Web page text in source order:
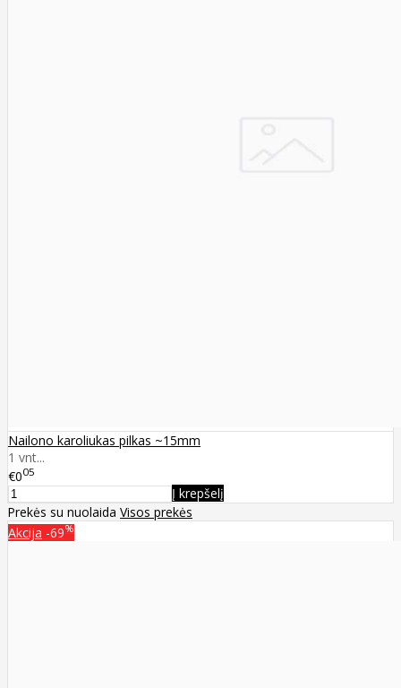
Nailono karoliukas pilkas ~15mm
1 vnt...
€005
Į krepšelį
Prekės su nuolaida Visos prekės
Akcija -69%